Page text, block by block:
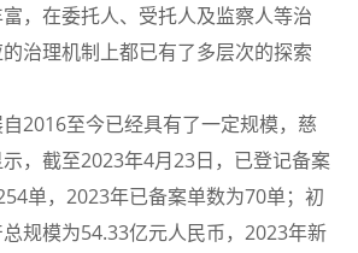
，在委托人、受托人及监察人等治
治理机制上都已有了多层次的探索
2016至今已经具有了一定规模，慈
，截至2023年4月23日，已登记备案
单，2023年已备案单数为70单；初
规模为54.33亿元人民币，2023年新